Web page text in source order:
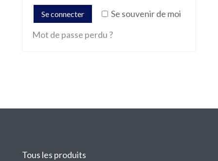
Se souvenir de moi
Se connecter
Mot de passe perdu ?
Tous les produits